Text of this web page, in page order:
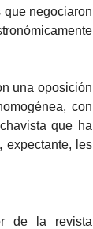
que negociaron
una oposición
con
que ha
expectante, les
de la revista